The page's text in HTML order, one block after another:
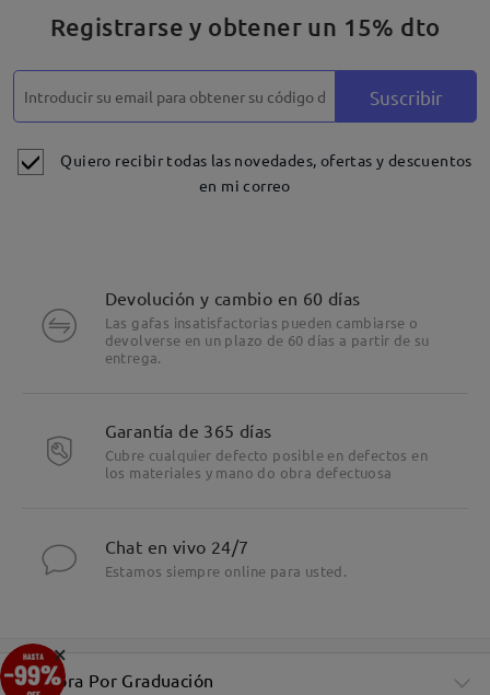
Registrarse y obtener un 15% dto
Suscribir
Quiero recibir todas las novedades, ofertas y descuentos
en mi correo
Devolución y cambio en 60 días
Las gafas insatisfactorias pueden cambiarse o
devolverse en un plazo de 60 días a partir de su
entrega.
Garantía de 365 días
Cubre cualquier defecto posible en defectos en
los materiales y mano do obra defectuosa
Chat en vivo 24/7
Estamos siempre online para usted.
Compra Por Graduación
×